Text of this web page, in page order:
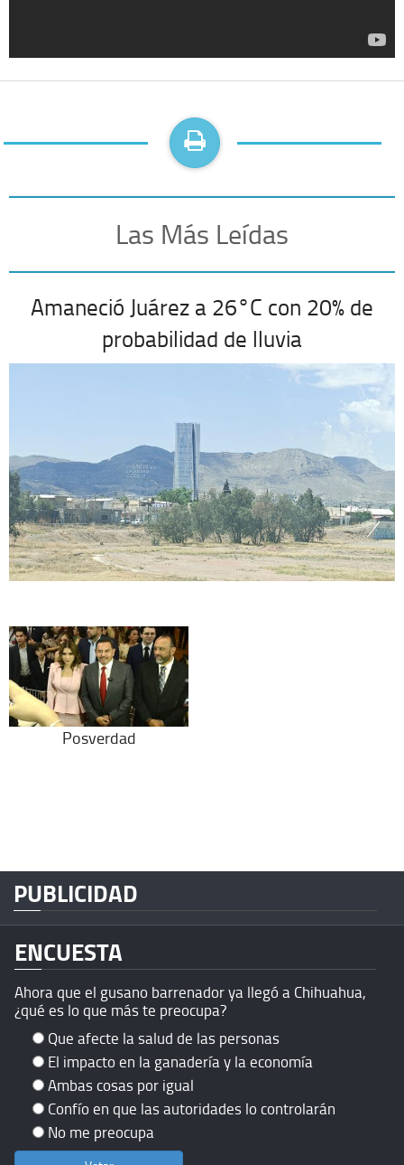
Las Más Leídas
Amaneció Juárez a 26°C con 20% de
probabilidad de lluvia
Posverdad
PUBLICIDAD
ENCUESTA
Ahora que el gusano barrenador ya llegó a Chihuahua,
¿qué es lo que más te preocupa?
Que afecte la salud de las personas
El impacto en la ganadería y la economía
Ambas cosas por igual
Confío en que las autoridades lo controlarán
No me preocupa